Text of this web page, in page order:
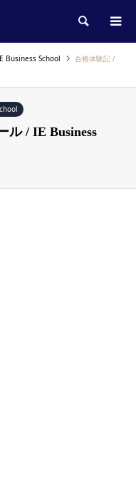
検索
Business School
合格体験記 /
ル / IE Business